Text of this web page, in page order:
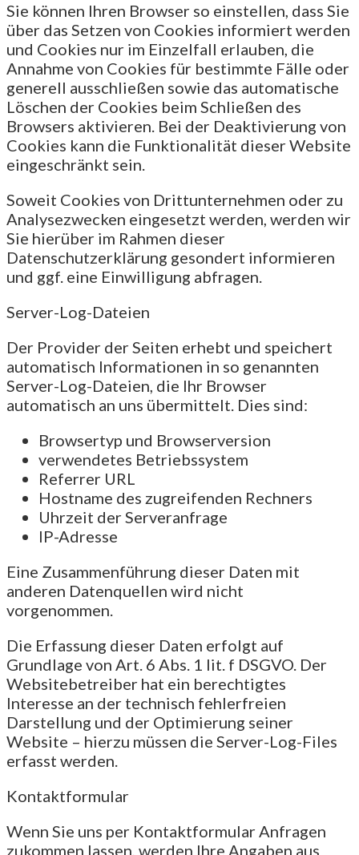
Sie können Ihren Browser so einstellen, dass Sie
über das Setzen von Cookies informiert werden
und Cookies nur im Einzelfall erlauben, die
Annahme von Cookies für bestimmte Fälle oder
generell ausschließen sowie das automatische
Löschen der Cookies beim Schließen des
Browsers aktivieren. Bei der Deaktivierung von
Cookies kann die Funktionalität dieser Website
eingeschränkt sein.
Soweit Cookies von Drittunternehmen oder zu
Analysezwecken eingesetzt werden, werden wir
Sie hierüber im Rahmen dieser
Datenschutzerklärung gesondert informieren
und ggf. eine Einwilligung abfragen.
Server-Log-Dateien
Der Provider der Seiten erhebt und speichert
automatisch Informationen in so genannten
Server-Log-Dateien, die Ihr Browser
automatisch an uns übermittelt. Dies sind:
Browsertyp und Browserversion
verwendetes Betriebssystem
Referrer URL
Hostname des zugreifenden Rechners
Uhrzeit der Serveranfrage
IP-Adresse
Eine Zusammenführung dieser Daten mit
anderen Datenquellen wird nicht
vorgenommen.
Die Erfassung dieser Daten erfolgt auf
Grundlage von Art. 6 Abs. 1 lit. f DSGVO. Der
Websitebetreiber hat ein berechtigtes
Interesse an der technisch fehlerfreien
Darstellung und der Optimierung seiner
Website – hierzu müssen die Server-Log-Files
erfasst werden.
Kontaktformular
Wenn Sie uns per Kontaktformular Anfragen
zukommen lassen, werden Ihre Angaben aus